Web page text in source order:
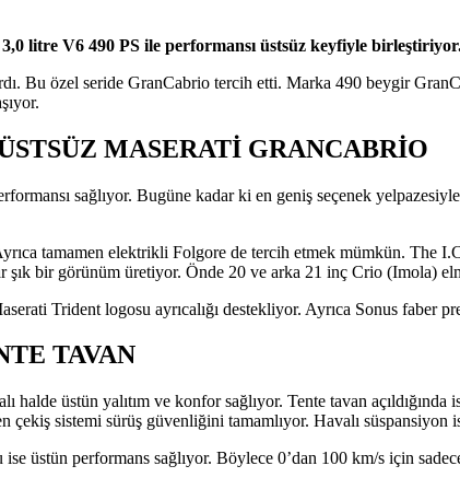
litre V6 490 PS ile performansı üstsüz keyfiyle
Bu özel seride GranCabrio tercih etti. Marka 490 beygir
MASERATİ GRANCABRİO
sağlıyor. Bugüne kadar ki en geniş seçenek
tamamen elektrikli Folgore de tercih etmek mümkün. The
bir görünüm üretiyor. Önde 20 ve arka 21 inç Crio (Imola)
Trident logosu ayrıcalığı destekliyor. Ayrıca Sonus faber
TAVAN
halde üstün yalıtım ve konfor sağlıyor. Tente tavan
sistemi sürüş güvenliğini tamamlıyor. Havalı
üstün performans sağlıyor. Böylece 0’dan 100 km/s için